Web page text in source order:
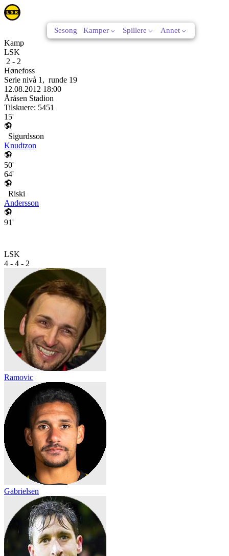
Sesong Kamper Spillere Annet
Kamp
LSK
2 - 2
Hønefoss
Serie nivå 1 , runde 19
12.08.2012 18:00
Åråsen Stadion
Tilskuere: 5451
15'
Sigurdsson
Knudtzon
50'
64'
Riski
Andersson
91'
LSK
4 - 4 - 2
Ramovic
Gabrielsen